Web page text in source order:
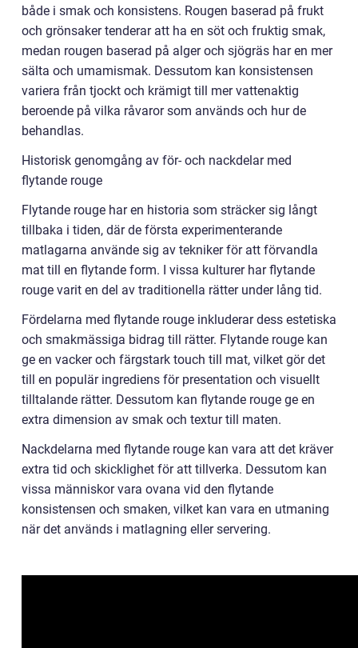
både i smak och konsistens. Rougen baserad på frukt
och grönsaker tenderar att ha en söt och fruktig smak,
medan rougen baserad på alger och sjögräs har en mer
sälta och umamismak. Dessutom kan konsistensen
variera från tjockt och krämigt till mer vattenaktig
beroende på vilka råvaror som används och hur de
behandlas.
Historisk genomgång av för- och nackdelar med
flytande rouge
Flytande rouge har en historia som sträcker sig långt
tillbaka i tiden, där de första experimenterande
matlagarna använde sig av tekniker för att förvandla
mat till en flytande form. I vissa kulturer har flytande
rouge varit en del av traditionella rätter under lång tid.
Fördelarna med flytande rouge inkluderar dess estetiska
och smakmässiga bidrag till rätter. Flytande rouge kan
ge en vacker och färgstark touch till mat, vilket gör det
till en populär ingrediens för presentation och visuellt
tilltalande rätter. Dessutom kan flytande rouge ge en
extra dimension av smak och textur till maten.
Nackdelarna med flytande rouge kan vara att det kräver
extra tid och skicklighet för att tillverka. Dessutom kan
vissa människor vara ovana vid den flytande
konsistensen och smaken, vilket kan vara en utmaning
när det används i matlagning eller servering.